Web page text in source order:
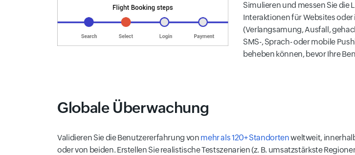
Simulieren und messen Sie
Interaktionen für Websites
(Verlangsamung, Ausfall,
SMS-, Sprach- oder mobile
beheben können, bevor Ihre
Globale Überwachung
Validieren Sie die Benutzererfahrung von mehr als 120+ Standortenweltweit,
oder von beiden. Erstellen Sie realistische Testszenarien (z. B. umsatzstärkste